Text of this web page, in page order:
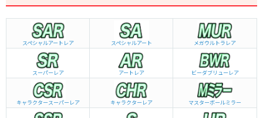
スペシャルアートレア スペシャルアート メガウルトラレア
スーパーレア アートレア ビーダブリュー レア
キャラクタースーパーレア キャラクターレア マスターボールミラー